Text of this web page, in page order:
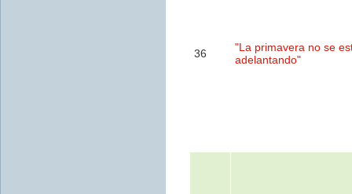
36
"La primavera no se
adelantando"